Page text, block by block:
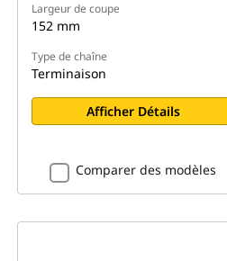
Largeur de coupe
152 mm
Type de chaîne
Terminaison
Afficher Détails
Comparer des modèles